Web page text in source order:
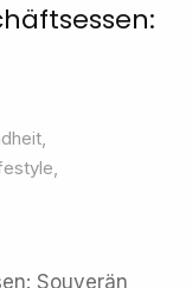
,
,
Souverän